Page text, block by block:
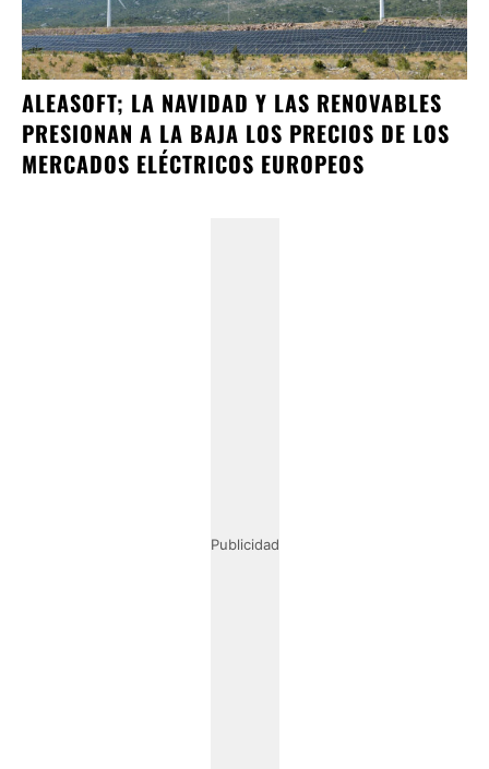
ALEASOFT; LA NAVIDAD Y LAS RENOVABLES
PRESIONAN A LA BAJA LOS PRECIOS DE LOS
MERCADOS ELÉCTRICOS EUROPEOS
Publicidad